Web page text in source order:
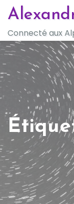
Skip
content
Connecté aux